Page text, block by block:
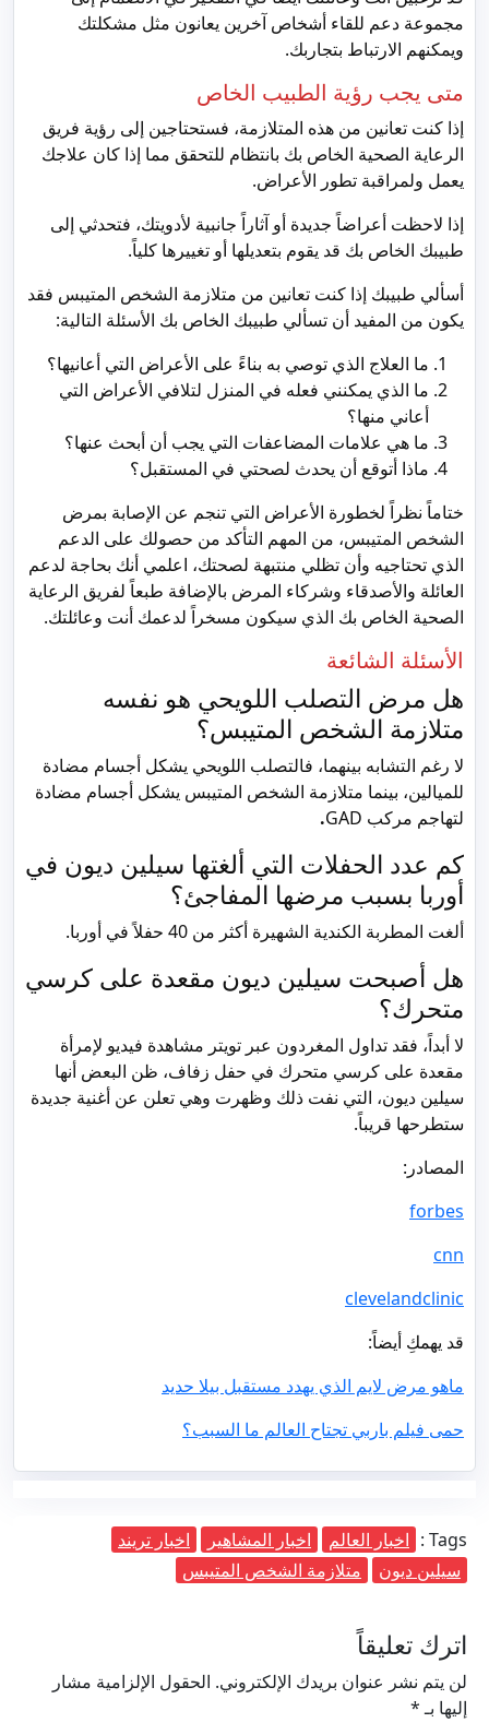
مجموعة دعم للقاء أشخاص آخرين يعانون مثل مشكلتك
ويمكنهم الارتباط بتجاربك.
متى يجب رؤية الطبيب الخاص
إذا كنت تعانين من هذه المتلازمة، فستحتاجين إلى رؤية فريق
الرعاية الصحية الخاص بك بانتظام للتحقق مما إذا كان علاجك
يعمل ولمراقبة تطور الأعراض.
إذا لاحظت أعراضاً جديدة أو آثاراً جانبية لأدويتك، فتحدثي إلى
طبيبك الخاص بك قد يقوم بتعديلها أو تغييرها كلياً.
أسألي طبيبك إذا كنت تعانين من متلازمة الشخص المتيبس فقد
يكون من المفيد أن تسألي طبيبك الخاص بك الأسئلة التالية:
ما العلاج الذي توصي به بناءً على الأعراض التي أعانيها؟
ما الذي يمكنني فعله في المنزل لتلافي الأعراض التي
أعاني منها؟
ما هي علامات المضاعفات التي يجب أن أبحث عنها؟
ماذا أتوقع أن يحدث لصحتي في المستقبل؟
ختاماً نظراً لخطورة الأعراض التي تنجم عن الإصابة بمرض
الشخص المتيبس، من المهم التأكد من حصولك على الدعم
الذي تحتاجيه وأن تظلي منتبهة لصحتك، اعلمي أنك بحاجة لدعم
العائلة والأصدقاء وشركاء المرض بالإضافة طبعاً لفريق الرعاية
الصحية الخاص بك الذي سيكون مسخراً لدعمك أنت وعائلتك.
الأسئلة الشائعة
هل مرض التصلب اللويحي هو نفسه
متلازمة الشخص المتيبس؟
لا رغم التشابه بينهما، فالتصلب اللويحي يشكل أجسام مضادة
للميالين، بينما متلازمة الشخص المتيبس يشكل أجسام مضادة
لتهاجم مركب GAD
.
كم عدد الحفلات التي ألغتها سيلين ديون في
أوربا بسبب مرضها المفاجئ؟
ألغت المطربة الكندية الشهيرة أكثر من 40 حفلاً في أوربا.
هل أصبحت سيلين ديون مقعدة على كرسي
متحرك؟
لا أبداً، فقد تداول المغردون عبر تويتر مشاهدة فيديو لإمرأة
مقعدة على كرسي متحرك في حفل زفاف، ظن البعض أنها
سيلين ديون، التي نفت ذلك وظهرت وهي تعلن عن أغنية جديدة
ستطرحها قريباً.
المصادر:
forbes
cnn
clevelandclinic
قد يهمكِ أيضاً:
ماهو مرض لايم الذي يهدد مستقبل بيلا حديد
حمى فيلم باربي تجتاح العالم ما السبب؟
Tags : اخبار العالم اخبار المشاهير
اخبار تريند
سيلين ديون
متلازمة الشخص المتيبس
اترك تعليقاً
لن يتم نشر عنوان بريدك الإلكتروني. الحقول الإلزامية مشار
إليها بـ*